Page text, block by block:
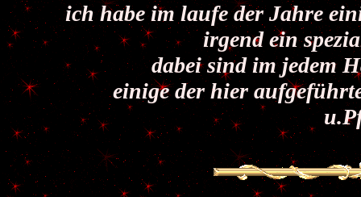
ich habe im laufe der Jahre
irgend ein
dabei sind im jedem
einige der hier